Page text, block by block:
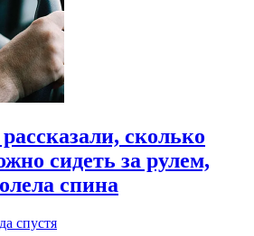
сколько
сидеть за рулем,
спина
спустя